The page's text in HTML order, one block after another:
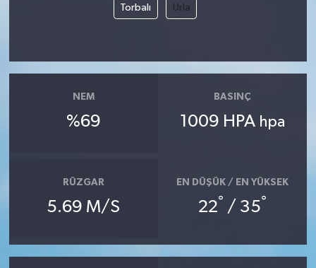
Torbalı Urla
NEM
%69
BASINÇ
1009 HPA hpa
RÜZGAR
5.69 M/S
EN DÜŞÜK / EN YÜKSEK
22° / 35°